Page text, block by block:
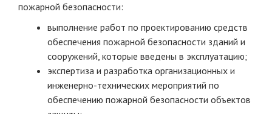
пожарной безопасности:
выполнение работ по проектированию средств
обеспечения пожарной безопасности зданий и
сооружений, которые введены в эксплуатацию;
экспертиза и разработка организационных и
инженерно-технических мероприятий по
обеспечению пожарной безопасности объектов